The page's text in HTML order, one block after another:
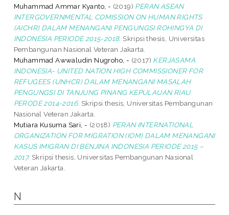
Muhammad Ammar Kyanto, - (2019) PERAN ASEAN
INTERGOVERNMENTAL COMISSION ON HUMAN RIGHTS
(AICHR) DALAM MENANGANI PENGUNGSI ROHINGYA DI
INDONESIA PERIODE 2015-2018. Skripsi thesis, Universitas
Pembangunan Nasional Veteran Jakarta.
Muhammad Awwaludin Nugroho, - (2017) KERJASAMA
INDONESIA- UNITED NATION HIGH COMMISSIONER FOR
REFUGEES (UNHCR) DALAM MENANGANI MASALAH
PENGUNGSI DI TANJUNG PINANG KEPULAUAN RIAU
PERODE 2014-2016. Skripsi thesis, Universitas Pembangunan
Nasional Veteran Jakarta.
Mutiara Kusuma Sari, - (2018) PERAN INTERNATIONAL
ORGANIZATION FOR MIGRATION (IOM) DALAM MENANGANI
KASUS IMIGRAN DI BENJINA INDONESIA PERIODE 2015 –
2017. Skripsi thesis, Universitas Pembangunan Nasional
Veteran Jakarta.
N